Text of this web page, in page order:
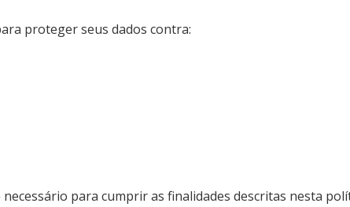
proteger seus dados contra:
para cumprir as finalidades descritas nesta